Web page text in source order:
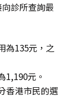
診所查詢最
為135元，之
1,190元。
香港市民的選